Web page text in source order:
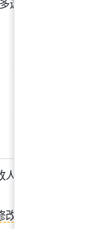
选的选项，复
等），公式与
时间等）